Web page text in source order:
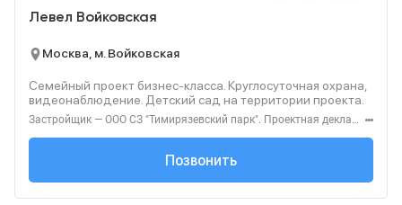
Левел Войковская
Москва, м. Войковская
Семейный проект бизнес-класса. Круглосуточная охрана,
видеонаблюдение. Детский сад на территории проекта.
Застройщик — ООО СЗ "Тимирязевский парк". Проектная декларация — наш.дом.рф. Акция до 31.08.2026. Не оферта. Подробности — level.ru
+7 (495) 137-47-...
Позвонить